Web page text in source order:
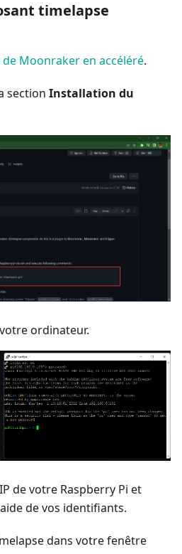
timelapse
de Moonraker en accéléré.
section Installation du
ordinateur.
de votre Raspberry Pi et
de vos identifiants.
dans votre fenêtre